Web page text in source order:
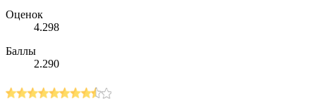
Оценок
4.298
Баллы
2.290